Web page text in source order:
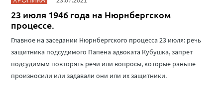
23 июля 1946 года на Нюрнбергском
процессе.
Главное на заседании Нюрнбергского процесса 23 июля: речь
защитника подсудимого Папена адвоката Кубушка, запрет
подсудимым повторять речи или вопросы, которые раньше
произносили или задавали они или их защитники.